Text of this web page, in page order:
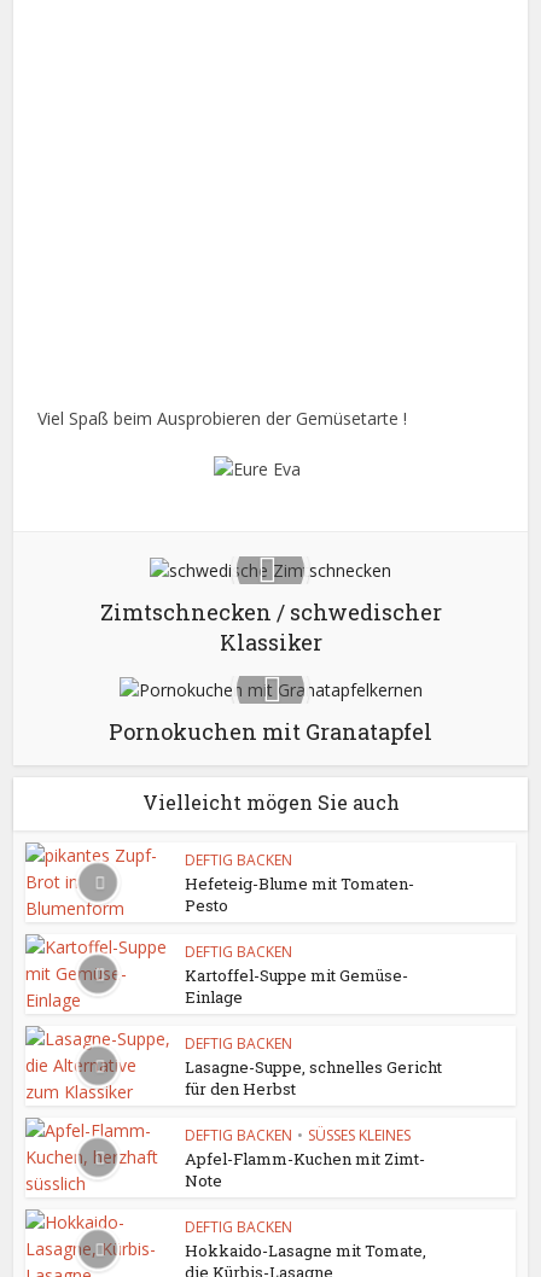
Viel Spaß beim Ausprobieren der Gemüsetarte !
Zimtschnecken / schwedischer
Klassiker
Pornokuchen mit Granatapfel
Vielleicht mögen Sie auch
DEFTIG BACKEN
Hefeteig-Blume mit Tomaten-
Pesto
DEFTIG BACKEN
Kartoffel-Suppe mit Gemüse-
Einlage
DEFTIG BACKEN
Lasagne-Suppe, schnelles Gericht
für den Herbst
DEFTIG BACKEN • SÜSSES KLEINES
Apfel-Flamm-Kuchen mit Zimt-
Note
DEFTIG BACKEN
Hokkaido-Lasagne mit Tomate,
die Kürbis-Lasagne